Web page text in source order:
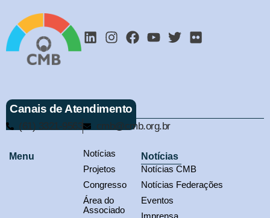
Canais de Atendimento
(61) 3321-9563 cmb@cmb.org.br
Menu
Notícias
Projetos
Congresso
Área do
Associado
Notícias
Notícias CMB
Notícias Federações
Eventos
Imprensa